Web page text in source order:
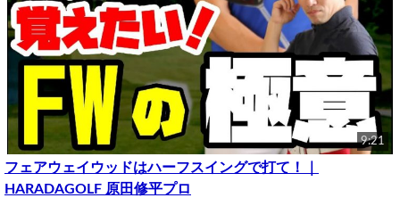
9:21
フェアウェイウッドはハーフスイングで打て！｜
HARADAGOLF 原田修平プロ